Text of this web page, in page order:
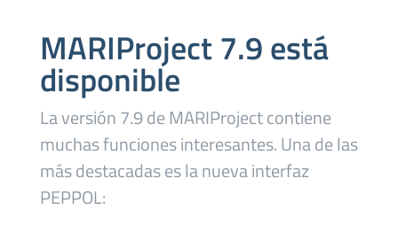
MARIProject 7.9 está
disponible
La versión 7.9 de MARIProject contiene
muchas funciones interesantes. Una de las
más destacadas es la nueva interfaz
PEPPOL: